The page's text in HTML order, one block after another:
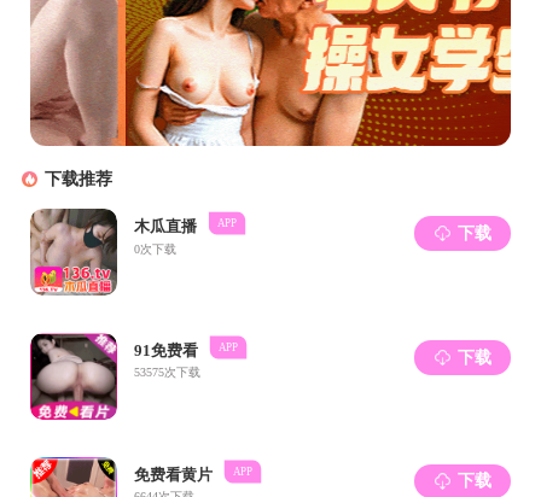
王明军
职称：高级实验师